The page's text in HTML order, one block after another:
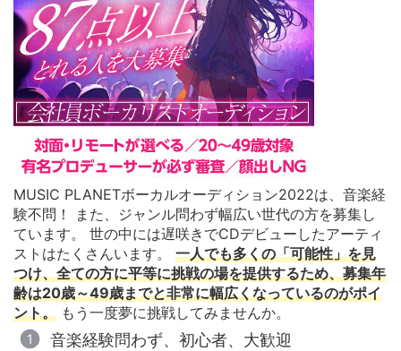
MUSIC PLANETボーカルオーディション2022は、音楽経
験不問！ また、ジャンル問わず幅広い世代の方を募集し
ています。 世の中には遅咲きでCDデビューしたアーティ
ストはたくさんいます。 一人でも多くの「可能性」を見
つけ、全ての方に平等に挑戦の場を提供するため、募集年
齢は20歳～49歳までと非常に幅広くなっているのがポイ
ント。 もう一度夢に挑戦してみませんか。
音楽経験問わず、初心者、大歓迎